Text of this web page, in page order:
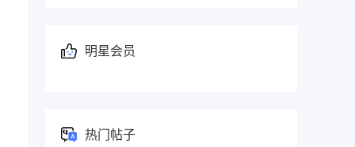
明星会员
热门帖子